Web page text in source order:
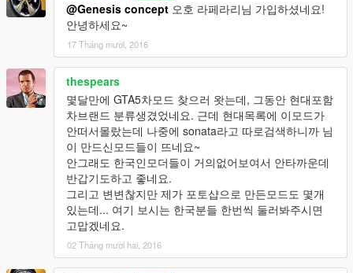
@Genesis concept 오호 라페라리님 가입하셨네요!
안녕하세요~
17 Tháng mười, 2016
thespears
몇달만에 GTA5차모드 찾으러 왓는데, 그동안 현대포함
차브랜드 분류생겼었네요. 근데 현대목록에 이모드가
안떠서몰랐는데 나중에 sonata라고 따로검색하니까 님
이 만드신모드들이 뜨네요~
안그래도 한국인모더들이 거의없어보여서 안타까운데
반갑기도하고 좋네요.
그리고 변변찮지만 제가 포토샵으로 만든모드도 몇개
있는데... 여기 보시는 한국분들 한번씩 둘러봐주시면
고맙겠네요.
02 Tháng mười hai, 2016